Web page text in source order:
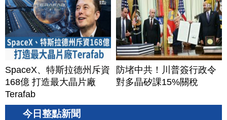
SpaceX、特斯拉德州斥資
168億 打造最大晶片廠
Terafab
防堵中共！川普簽行政令
對多晶矽課15%關稅
今日整點新聞